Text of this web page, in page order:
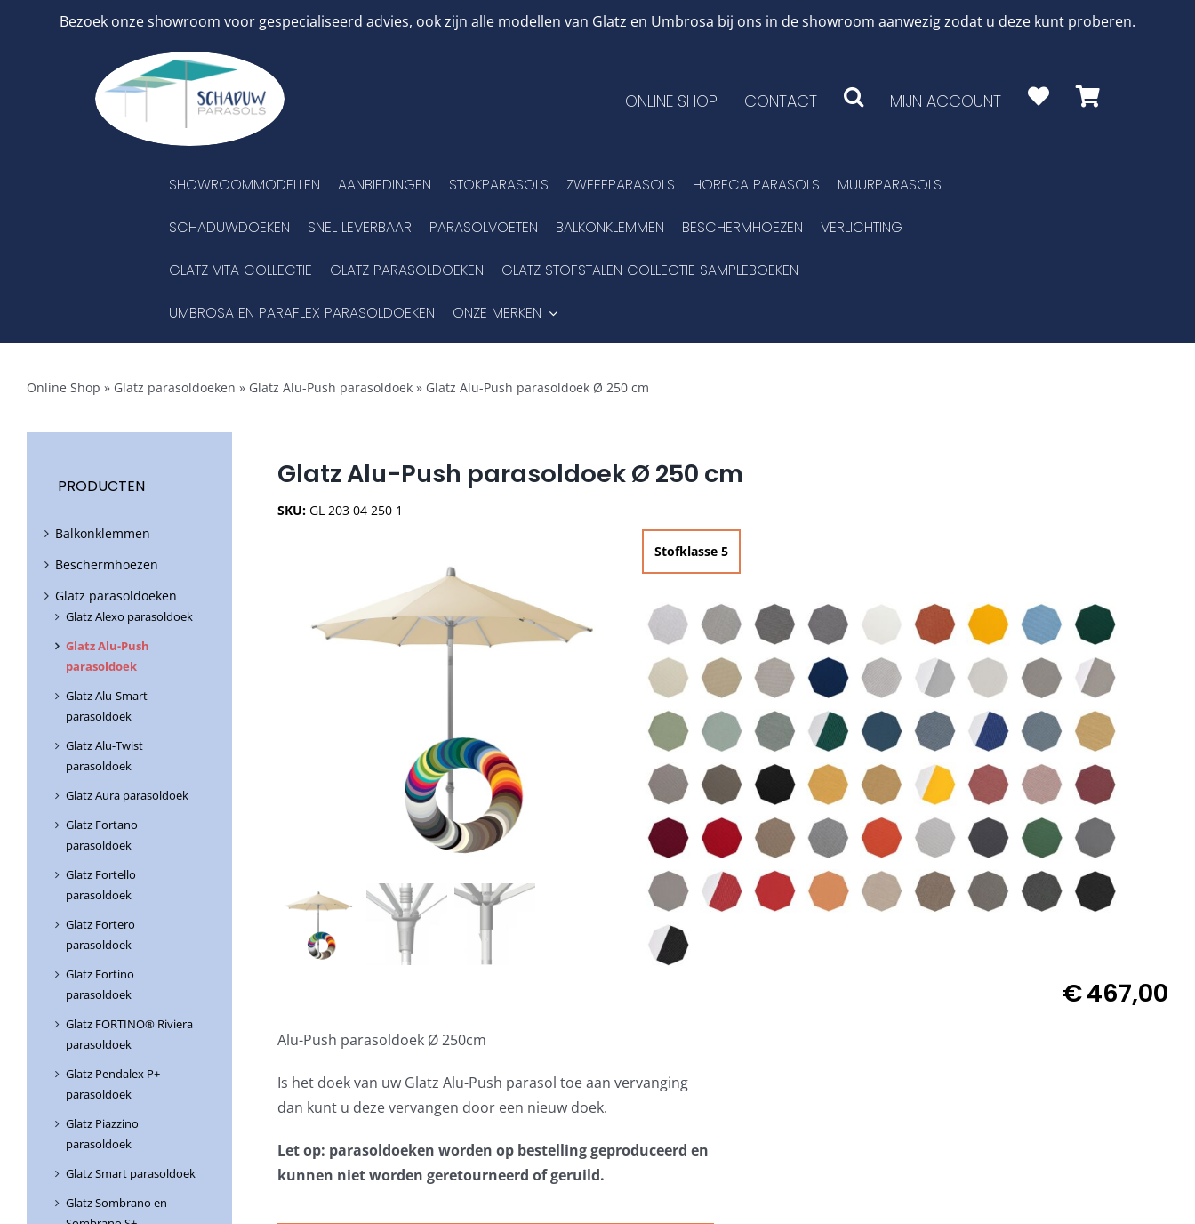
Bezoek onze showroom voor gespecialiseerd advies, ook zijn alle modellen van Glatz en Umbrosa bij ons in de showroom aanwezig zodat u deze kunt proberen.
ONLINE SHOP CONTACT MIJN ACCOUNT
SHOWROOMMODELLEN AANBIEDINGEN STOKPARASOLS ZWEEFPARASOLS HORECA PARASOLS MUURPARASOLS
SCHADUWDOEKEN SNEL LEVERBAAR PARASOLVOETEN BALKONKLEMMEN BESCHERMHOEZEN VERLICHTING
GLATZ VITA COLLECTIE GLATZ PARASOLDOEKEN GLATZ STOFSTALEN COLLECTIE SAMPLEBOEKEN
UMBROSA EN PARAFLEX PARASOLDOEKEN ONZE MERKEN
Online Shop » Glatz parasoldoeken » Glatz Alu-Push parasoldoek » Glatz Alu-Push parasoldoek Ø 250 cm
Glatz Alu-Push parasoldoek Ø 250 cm
SKU:GL 203 04 250 1
Stofklasse 5
€467,00
Alu-Push parasoldoek Ø 250cm
Is het doek van uw Glatz Alu-Push parasol toe aan vervanging
dan kunt u deze vervangen door een nieuw doek.
Let op: parasoldoeken worden op bestelling geproduceerd en
kunnen niet worden geretourneerd of geruild.
PRODUCTEN
Balkonklemmen
Beschermhoezen
Glatz parasoldoeken
Glatz Alexo parasoldoek
Glatz Alu-Push
parasoldoek
Glatz Alu-Smart
parasoldoek
Glatz Alu-Twist
parasoldoek
Glatz Aura parasoldoek
Glatz Fortano
parasoldoek
Glatz Fortello
parasoldoek
Glatz Fortero
parasoldoek
Glatz Fortino
parasoldoek
Glatz FORTINO® Riviera
parasoldoek
Glatz Pendalex P+
parasoldoek
Glatz Piazzino
parasoldoek
Glatz Smart parasoldoek
Glatz Sombrano en